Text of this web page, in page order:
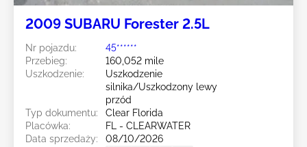
2009 SUBARU Forester 2.5L
Nr pojazdu:
45******
Przebieg:
160,052 mile
Uszkodzenie:
Uszkodzenie
silnika/Uszkodzony lewy
przód
Typ dokumentu:
Clear Florida
Placówka:
FL - CLEARWATER
Data sprzedaży:
08/10/2026